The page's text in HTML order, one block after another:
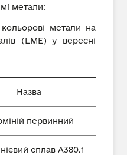
метали:
метали на
(LME) у вересні
Назва
первинний
сплав А380.1